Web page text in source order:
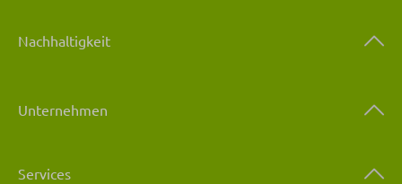
Nachhaltigkeit
Unternehmen
Services